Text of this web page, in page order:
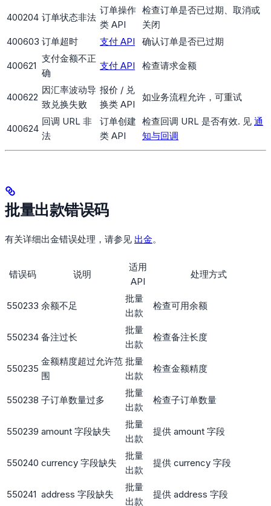
400204 订单状态非法
订单操作
类 API
检查订单是否已过期、取消或
关闭
400603 订单超时 支付 API 确认订单是否已过期
400621
支付金额不正
确
支付 API 检查请求金额
400622
因汇率波动导
致兑换失败
报价 / 兑
换类 API
如业务流程允许，可重试
400624
回调 URL 非
法
订单创建
类 API
检查回调 URL 是否有效. 见 通
知与回调
批量出款错误码
有关详细出金错误处理，请参见 出金。
错误码 说明
适用
API
处理方式
550233 余额不足
批量
出款
检查可用余额
550234 备注过长
批量
出款
检查备注长度
550235
金额精度超过允许范
围
批量
出款
检查金额精度
550238 子订单数量过多
批量
出款
检查子订单数量
550239 amount 字段缺失
批量
出款
提供 amount 字段
550240 currency 字段缺失
批量
出款
提供 currency 字段
550241 address 字段缺失
批量
出款
提供 address 字段